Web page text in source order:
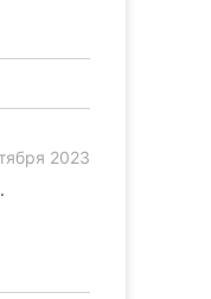
2023